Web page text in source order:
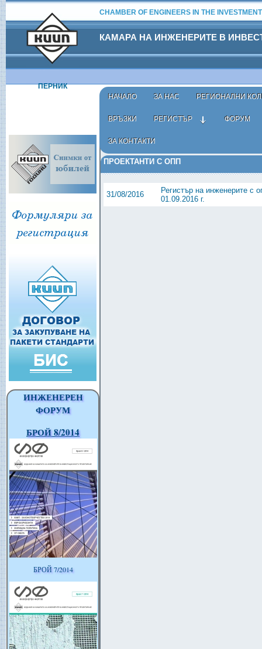
ПЕРНИК
CHAMBER OF ENGINEERS IN THE
КАМАРА НА ИНЖЕНЕРИТЕ В
НАЧАЛО ЗА НАС РЕГИОНАЛНИ
ВРЪЗКИ РЕГИСТЪР ФОРУМ
ЗА КОНТАКТИ
ИНЖЕНЕРЕН
ФОРУМ
БРОЙ 8/2014
БРОЙ 7/2014
Начало› Регистър
ПРОЕКТАНТИ С ОПП
31/08/2016
Регистър на инженерите с
01.09.2016 г.